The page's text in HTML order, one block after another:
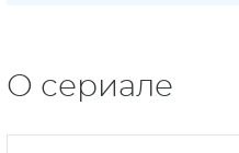
О сериале